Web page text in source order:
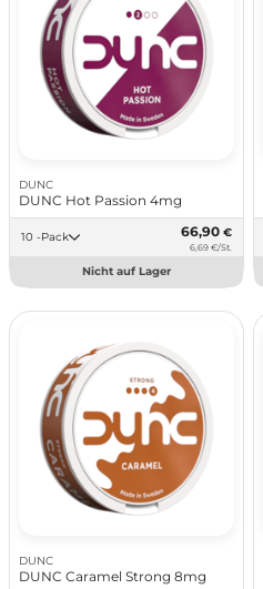
DUNC
DUNC Hot Passion 4mg
10 -Pack 66,90 €
6,69 €/St.
Nicht auf Lager
DUNC
DUNC Caramel Strong 8mg